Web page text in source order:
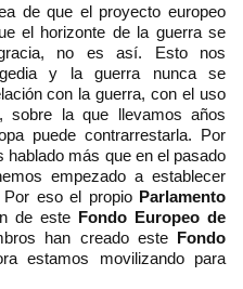
de que el proyecto europeo
el horizonte de la guerra se
no es así. Esto nos
y la guerra nunca se
con la guerra, con el uso
sobre la que llevamos años
puede contrarrestarla. Por
más que en el pasado
empezado a establecer
Por eso el propio Parlamento
de este Fondo Europeo de
han creado este Fondo
estamos movilizando para